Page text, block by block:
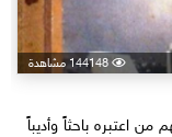
144148 مشاهدة
اعتبره باحثاً وأديباً